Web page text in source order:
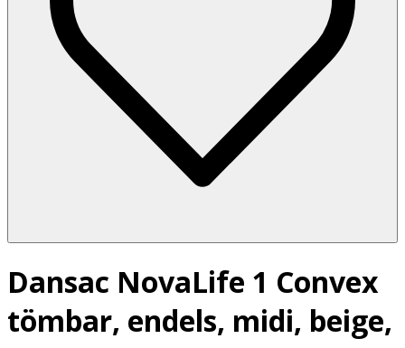
Dansac NovaLife 1 Convex
tömbar, endels, midi, beige,